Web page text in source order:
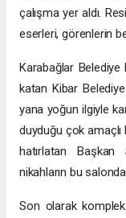
çalışma yer aldı.
eserleri, görenlerin
Karabağlar
katan Kibar
yana yoğun ilgiyle
duyduğu çok amaçlı
hatırlatan Başkan
nikahların bu
Son olarak